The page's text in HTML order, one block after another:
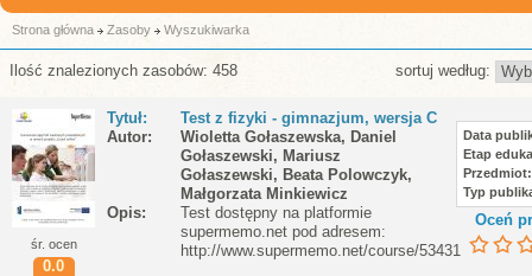
Strona główna Zasoby Wyszukiwarka
Ilość znalezionych zasobów: 458 sortuj według:
śr. ocen
0.0
Tytuł
Test z fizyki - gimnazjum, wersja C
Autor
Wioletta Gołaszewska, Daniel
Gołaszewski, Mariusz
Gołaszewski, Beata Polowczyk,
Małgorzata Minkiewicz
Opis
Test dostępny na platformie
supermemo.net pod adresem:
http://www.supermemo.net/course/53431
Data
Etap
Przedmiot
Typ
Oceń